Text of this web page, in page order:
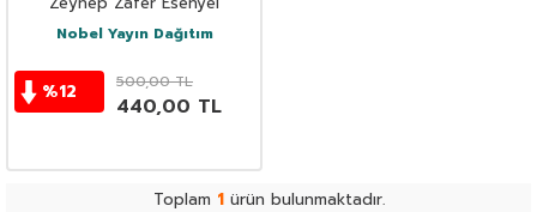
Nobel Yayın Dağıtım
%12 500,00TL
440,00 TL
Toplam 1ürün bulunmaktadır.